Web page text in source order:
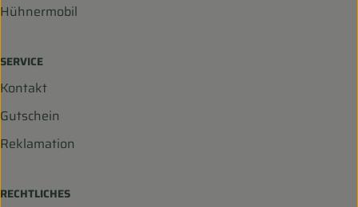
Hühnermobil
SERVICE
Kontakt
Gutschein
Reklamation
RECHTLICHES